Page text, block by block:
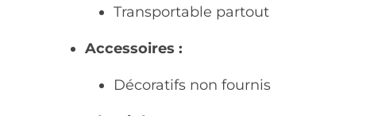
Transportable partout
Accessoires :
Décoratifs non fournis